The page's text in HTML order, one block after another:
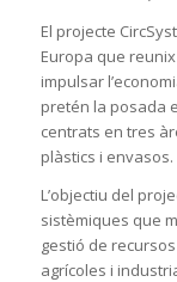
El projecte
Europa que
impulsar
pretén la posada
centrats en tres
plàstics i envasos.
L’objectiu del
sistèmiques que
gestió de
agrícoles i